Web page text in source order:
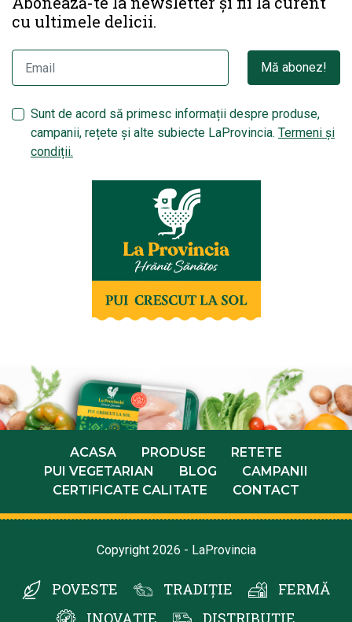
cu ultimele delicii.
Mă abonez!
Sunt de acord să primesc informații despre produse,
campanii, rețete și alte subiecte LaProvincia. Termeni și
condiții.
ACASA PRODUSE
RETETE
PUI VEGETARIAN
BLOG
CAMPANII
CERTIFICATE CALITATE
CONTACT
Copyright 2026 - LaProvincia
POVESTE TRADIȚIE
FERMĂ